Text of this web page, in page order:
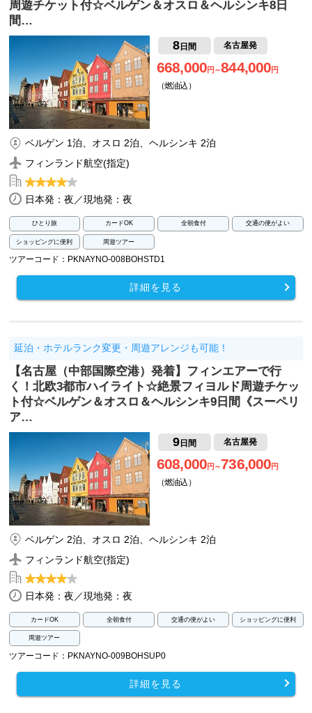
周遊チケット付☆ベルゲン＆オスロ＆ヘルシンキ8日
間…
8日間 名古屋発
668,000円～844,000円
（燃油込）
ベルゲン 1泊、オスロ 2泊、ヘルシンキ 2泊
フィンランド航空(指定)
日本発：夜／現地発：夜
ひとり旅 カードOK 全朝食付 交通の便がよい
ショッピングに便利 周遊ツアー
ツアーコード：PKNAYNO-008BOHSTD1
詳細を見る
延泊・ホテルランク変更・周遊アレンジも可能！
【名古屋（中部国際空港）発着】フィンエアーで行
く！北欧3都市ハイライト☆絶景フィヨルド周遊チケッ
ト付☆ベルゲン＆オスロ＆ヘルシンキ9日間《スーペリ
ア…
9日間 名古屋発
608,000円～736,000円
（燃油込）
ベルゲン 2泊、オスロ 2泊、ヘルシンキ 2泊
フィンランド航空(指定)
日本発：夜／現地発：夜
カードOK 全朝食付 交通の便がよい ショッピングに便利
周遊ツアー
ツアーコード：PKNAYNO-009BOHSUP0
詳細を見る